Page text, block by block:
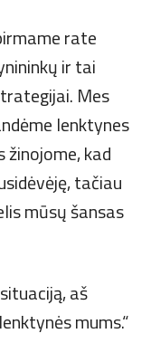
rate
ir tai
Mes
lenktynes
žinojome, kad
tačiau
mūsų šansas
aš
mums.“